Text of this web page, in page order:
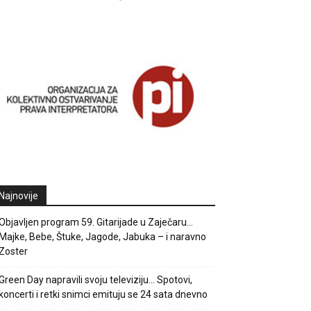
program 59. Gitarijade u Zaječaru…
Bebe, Štuke, Jagode, Jabuka – i naravno
Day napravili svoju televiziju… Spotovi,
i retki snimci emituju se 24 sata dnevno